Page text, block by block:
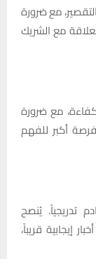
مع ضرورة
مع الشريك
مع ضرورة
أكبر للفهم
تدريجياً. يُنصح
إيجابية قريباً،